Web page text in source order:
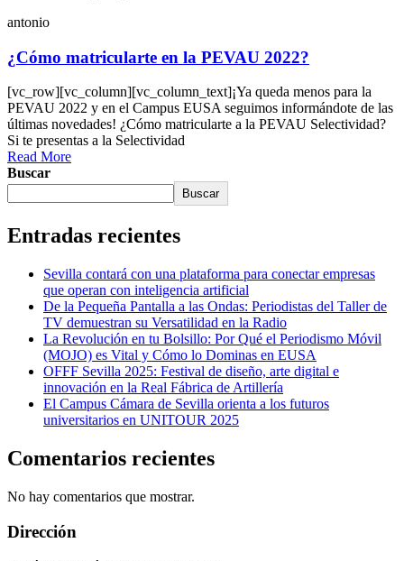
antonio
¿Cómo matricularte en la PEVAU 2022?
[vc_row][vc_column][vc_column_text]¡Ya queda menos para la
PEVAU 2022 y en el Campus EUSA seguimos informándote de las
últimas novedades! ¿Cómo matricularte a la PEVAU Selectividad?
Si te presentas a la Selectividad
Read More
Buscar
Buscar
Entradas recientes
Sevilla contará con una plataforma para conectar empresas
que operan con inteligencia artificial
De la Pequeña Pantalla a las Ondas: Periodistas del Taller de
TV demuestran su Versatilidad en la Radio
La Revolución en tu Bolsillo: Por Qué el Periodismo Móvil
(MOJO) es Vital y Cómo lo Dominas en EUSA
OFFF Sevilla 2025: Festival de diseño, arte digital e
innovación en la Real Fábrica de Artillería
El Campus Cámara de Sevilla orienta a los futuros
universitarios en UNITOUR 2025
Comentarios recientes
No hay comentarios que mostrar.
Dirección